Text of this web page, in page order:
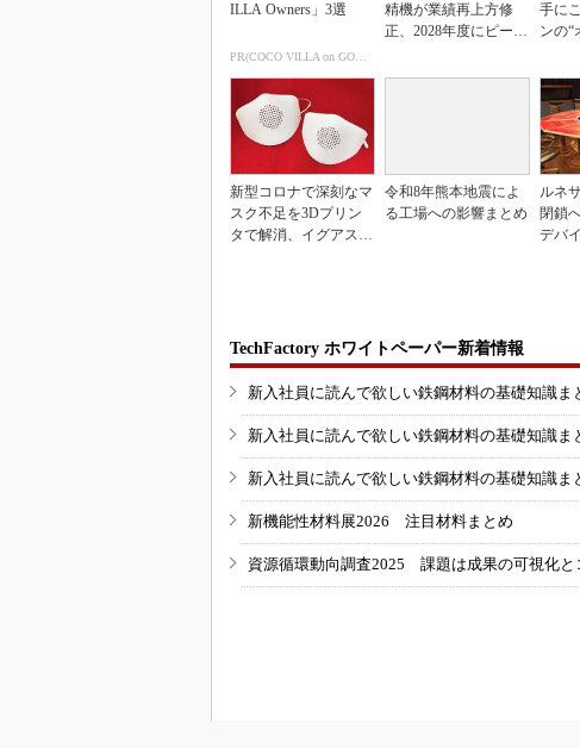
ILLA Owners」3選
PR(COCO VILLA on GOETHE)
精機が業績再上方修
正、2028年度にピーク
手に
ンの“
新型コロナで深刻なマ
スク不足を3Dプリン
タで解消、イグアスが
令和8年熊本地震によ
る工場への影響まとめ
ルネ
閉鎖
デバ
TechFactory ホワイトペーパー新着情報
新入社員に読んで欲しい鉄鋼材料の基礎知識ま
新入社員に読んで欲しい鉄鋼材料の基礎知識ま
新入社員に読んで欲しい鉄鋼材料の基礎知識ま
新機能性材料展2026 注目材料まとめ
資源循環動向調査2025 課題は成果の可視化と